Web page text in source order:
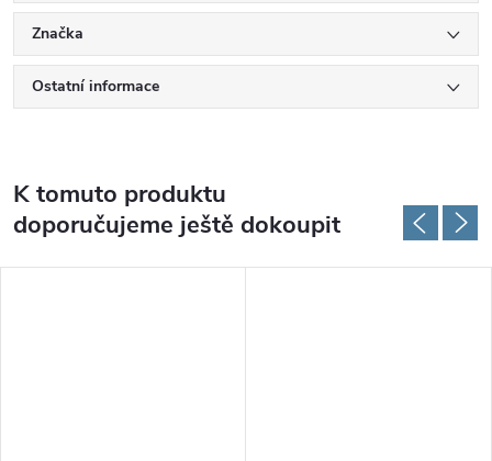
Značka
Ostatní informace
K tomuto produktu
doporučujeme ještě dokoupit